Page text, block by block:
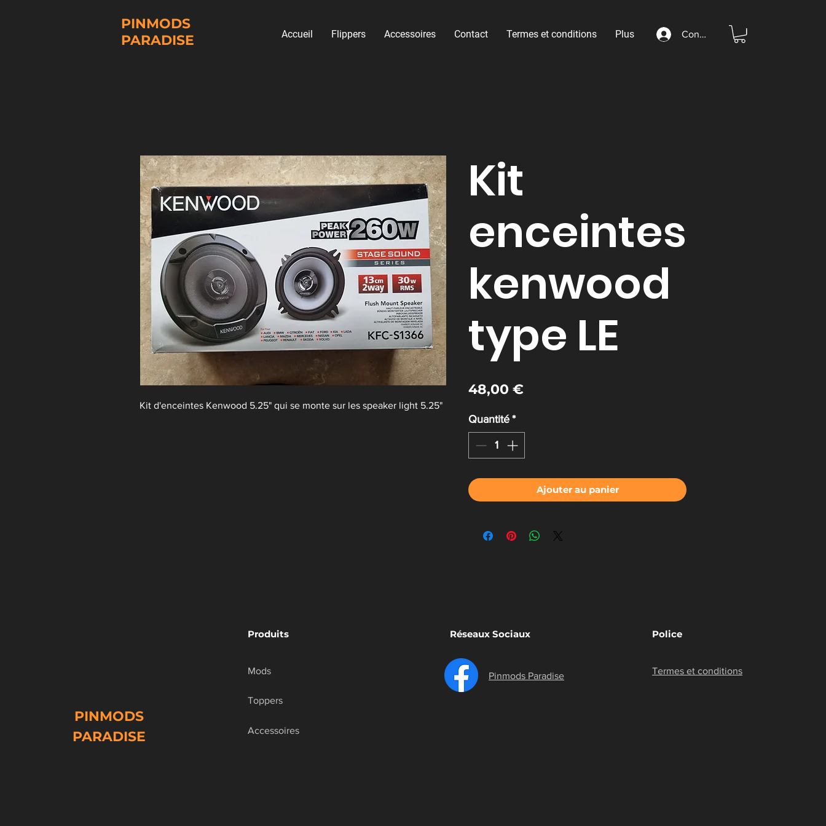
PINMODS
PARADISE
Accueil Flippers Accessoires Contact Termes et conditions Plus Connexion
Kit d'enceintes Kenwood 5.25" qui se monte sur les speaker light 5.25"
Kit
enceintes
kenwood
type LE
48,00 €Prix
Quantité *
Ajouter au panier
PINMODS
PARADISE
Produits
Mods
Toppers
Accessoires
Réseaux Sociaux
Pinmods Paradise
Police
Termes et conditions